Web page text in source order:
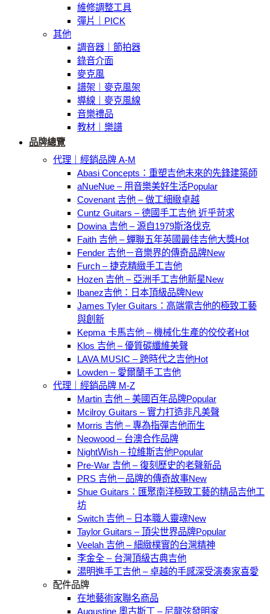
維修調整工具
彈片｜PICK
其他
調音器｜節拍器
錄音介面
麥克風
譜架｜麥克風架
導線｜麥克風線
音樂禮品
教材｜樂譜
品牌總覽
代理｜經銷品牌 A-M
Abasi Concepts：重塑吉他未來的先鋒建築師
aNueNue – 用音樂美好生活
Covenant 吉他 – 做工細緻卓越
Cuntz Guitars – 德國手工吉他 近乎苛求
Dowina 吉他 – 源自1979斯洛伐克
Faith 吉他 – 蟬聯五年英國最佳吉他大獎
Fender 吉他－音樂界的傳奇品牌
Furch – 捷克精緻手工吉他
Hozen 吉他 – 亞洲手工吉他新星
Ibanez吉他：日本頂級品牌
James Tyler Guitars：高端電吉他的極致工藝
與創新
Kepma 卡馬吉他 – 機械化生產的佼佼者
Klos 吉他 – 優質碳纖維美聲
LAVA MUSIC – 跨時代之吉他
Lowden – 愛爾蘭手工吉他
代理｜經銷品牌 M-Z
Martin 吉他 – 美國百年品牌
Mcilroy Guitars – 實力打造非凡美聲
Morris 吉他 – 專為指彈吉他而生
Neowood – 台澳合作品牌
NightＷish – 拉維斯吉他
Pre-War 吉他 – 復刻歷史的老聲新品
PRS 吉他－品牌的傳奇故事
Shue Guitars：匯聚南洋極致工藝的精品吉他工
坊
Switch 吉他 – 日本職人靈魂
Taylor Guitars – 頂尖世界品牌
Veelah 吉他 – 細緻樸實的台灣精神
李金全 – 台灣頂級古典吉他
湯明進手工吉他 – 卓越的手感深受演奏家喜愛
配件品牌
在地藝術家聯名商品
Augustine 奧古斯丁 – 尼龍弦發明家